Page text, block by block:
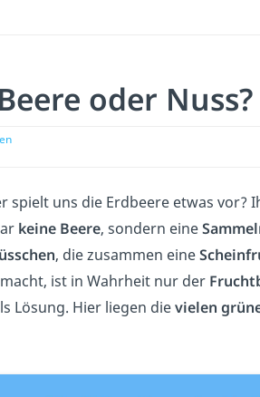
oder Nuss?
spielt uns die Erdbeere etwas
keine Beere, sondern eine
, die zusammen eine
ist in Wahrheit nur der
Lösung. Hier liegen dievielen